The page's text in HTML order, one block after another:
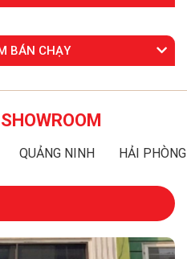
BÁN CHẠY
QUẢNG NINH HẢI PHÒNG